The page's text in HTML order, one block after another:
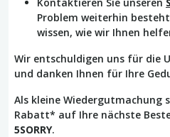
Problem weiterhin
wissen, wie wir Ihnen
Wir entschuldigen uns für die
und danken Ihnen für Ihre
Als kleine Wiedergutmachung
Rabatt* auf Ihre nächste
5SORRY.